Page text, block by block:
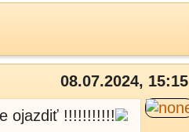
08.07.2024, 15:15
ojazdiť !!!!!!!!!!!